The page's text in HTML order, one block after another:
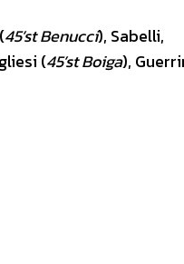
45’st Benucci), Sabelli,
(45’st Boiga),